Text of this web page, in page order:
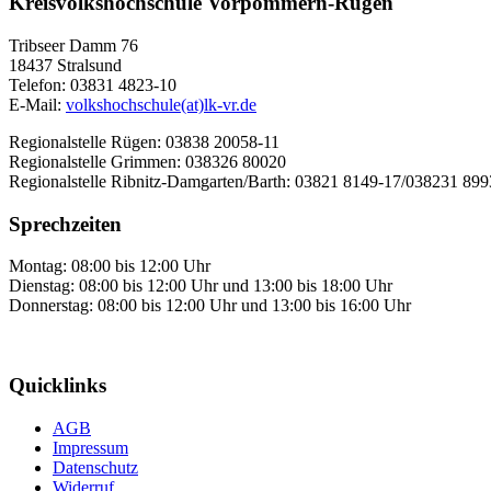
Tribseer Damm 76
18437 Stralsund
Telefon: 03831 4823-10
E-Mail: volkshochschule(at)lk-vr.de
Regionalstelle Rügen: 03838 20058-11
Regionalstelle Grimmen: 038326 80020
Regionalstelle Ribnitz-Damgarten/Barth: 03821 8149-17/038231
Sprechzeiten
Montag: 08:00 bis 12:00 Uhr
Dienstag: 08:00 bis 12:00 Uhr und 13:00 bis 18:00 Uhr
Donnerstag: 08:00 bis 12:00 Uhr und 13:00 bis 16:00 Uhr
Quicklinks
AGB
Impressum
Datenschutz
Widerruf